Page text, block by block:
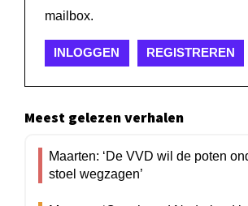
mailbox.
INLOGGEN REGISTREREN
Meest gelezen verhalen
Maarten: ‘De VVD wil de poten
stoel wegzagen’